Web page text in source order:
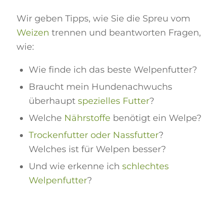
Wir geben Tipps, wie Sie die Spreu vom
Weizen trennen und beantworten Fragen,
wie:
Wie finde ich das beste Welpenfutter?
Braucht mein Hundenachwuchs
überhaupt spezielles Futter?
Welche Nährstoffe benötigt ein Welpe?
Trockenfutter oder Nassfutter?
Welches ist für Welpen besser?
Und wie erkenne ich schlechtes
Welpenfutter?